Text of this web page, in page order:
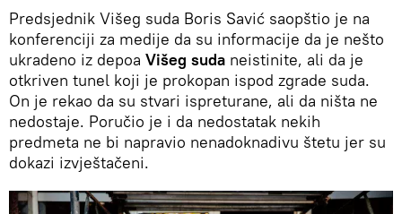
Predsjednik Višeg suda Boris Savić saopštio je na
konferenciji za medije da su informacije da je nešto
ukradeno iz depoa Višeg suda neistinite, ali da je
otkriven tunel koji je prokopan ispod zgrade suda.
On je rekao da su stvari ispreturane, ali da ništa ne
nedostaje. Poručio je i da nedostatak nekih
predmeta ne bi napravio nenadoknadivu štetu jer su
dokazi izvještačeni.